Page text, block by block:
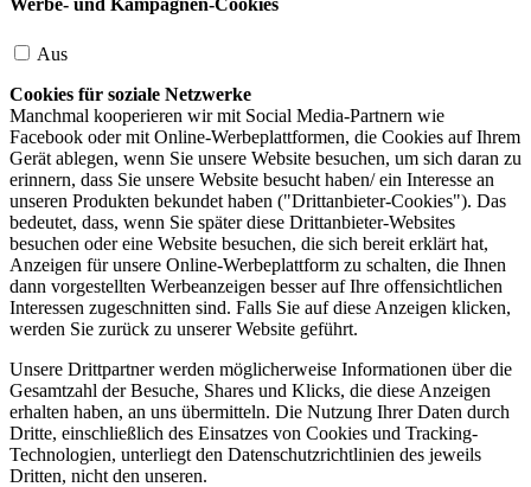
Werbe- und Kampagnen-Cookies
Aus
Cookies für soziale Netzwerke
Manchmal kooperieren wir mit Social Media-Partnern wie
Facebook oder mit Online-Werbeplattformen, die Cookies auf Ihrem
Gerät ablegen, wenn Sie unsere Website besuchen, um sich daran zu
erinnern, dass Sie unsere Website besucht haben/ ein Interesse an
unseren Produkten bekundet haben ("Drittanbieter-Cookies"). Das
bedeutet, dass, wenn Sie später diese Drittanbieter-Websites
besuchen oder eine Website besuchen, die sich bereit erklärt hat,
Anzeigen für unsere Online-Werbeplattform zu schalten, die Ihnen
dann vorgestellten Werbeanzeigen besser auf Ihre offensichtlichen
Interessen zugeschnitten sind. Falls Sie auf diese Anzeigen klicken,
werden Sie zurück zu unserer Website geführt.
Unsere Drittpartner werden möglicherweise Informationen über die
Gesamtzahl der Besuche, Shares und Klicks, die diese Anzeigen
erhalten haben, an uns übermitteln. Die Nutzung Ihrer Daten durch
Dritte, einschließlich des Einsatzes von Cookies und Tracking-
Technologien, unterliegt den Datenschutzrichtlinien des jeweils
Dritten, nicht den unseren.